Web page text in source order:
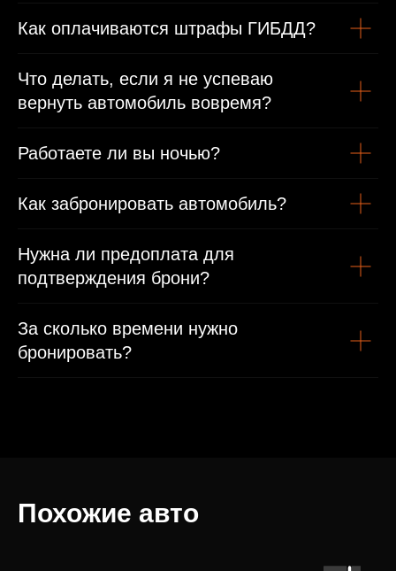
Как оплачиваются штрафы ГИБДД?
Что делать, если я не успеваю
вернуть автомобиль вовремя?
Работаете ли вы ночью?
Как забронировать автомобиль?
Нужна ли предоплата для
подтверждения брони?
За сколько времени нужно
бронировать?
Похожие авто